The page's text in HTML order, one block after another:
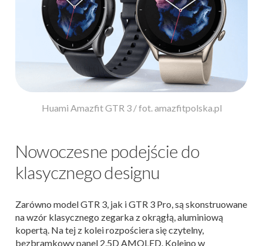
Huami Amazfit GTR 3 / fot. amazfitpolska.pl
Nowoczesne podejście do
klasycznego designu
Zarówno model GTR 3, jak i GTR 3 Pro, są skonstruowane
na wzór klasycznego zegarka z okrągłą, aluminiową
kopertą. Na tej z kolei rozpościera się czytelny,
bezbramkowy panel 2,5D AMOLED. Kolejno w